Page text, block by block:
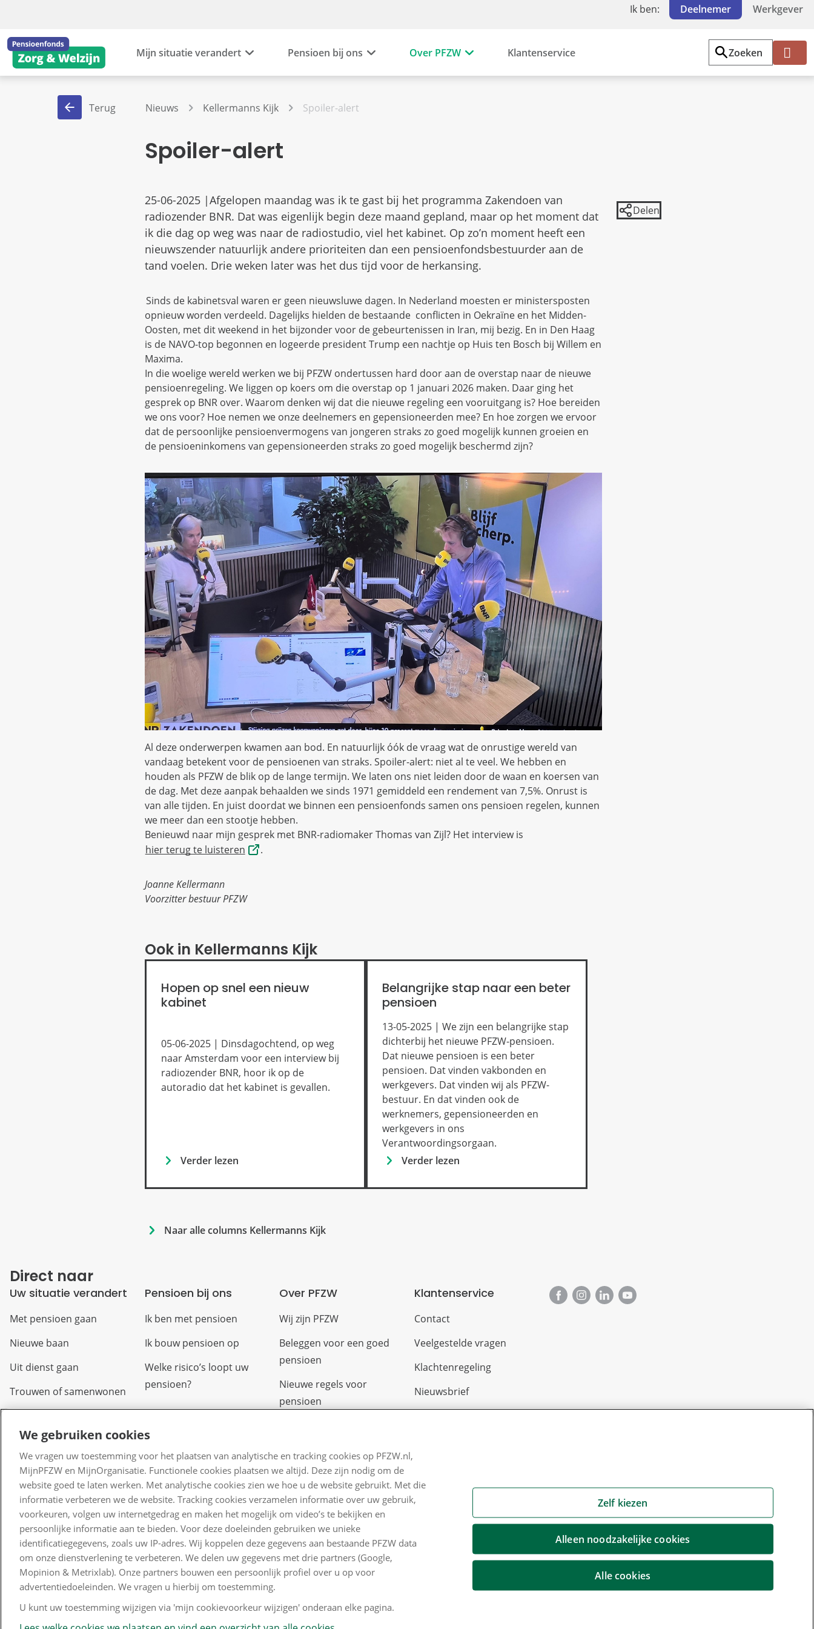
Ik ben: Deelnemer Werkgever
Mijn situatie verandert Pensioen bij ons Over PFZW Klantenservice
Zoeken
Mi
Terug Nieuws Kellermanns Kijk Spoiler-alert
Spoiler-alert
25-06-2025 |Afgelopen maandag was ik te gast bij het programma Zakendoen van
radiozender BNR. Dat was eigenlijk begin deze maand gepland, maar op het moment dat
ik die dag op weg was naar de radiostudio, viel het kabinet. Op zo’n moment heeft een
nieuwszender natuurlijk andere prioriteiten dan een pensioenfondsbestuurder aan de
tand voelen. Drie weken later was het dus tijd voor de herkansing.
Sinds de kabinetsval waren er geen nieuwsluwe dagen. In Nederland moesten er ministersposten
opnieuw worden verdeeld. Dagelijks hielden de bestaande conflicten in Oekraïne en het Midden-
Oosten, met dit weekend in het bijzonder voor de gebeurtenissen in Iran, mij bezig. En in Den Haag
is de NAVO-top begonnen en logeerde president Trump een nachtje op Huis ten Bosch bij Willem en
Maxima.
In die woelige wereld werken we bij PFZW ondertussen hard door aan de overstap naar de nieuwe
pensioenregeling. We liggen op koers om die overstap op 1 januari 2026 maken. Daar ging het
gesprek op BNR over. Waarom denken wij dat die nieuwe regeling een vooruitgang is? Hoe bereiden
we ons voor? Hoe nemen we onze deelnemers en gepensioneerden mee? En hoe zorgen we ervoor
dat de persoonlijke pensioenvermogens van jongeren straks zo goed mogelijk kunnen groeien en
de pensioeninkomens van gepensioneerden straks zo goed mogelijk beschermd zijn?
Al deze onderwerpen kwamen aan bod. En natuurlijk óók de vraag wat de onrustige wereld van
vandaag betekent voor de pensioenen van straks. Spoiler-alert: niet al te veel. We hebben en
houden als PFZW de blik op de lange termijn. We laten ons niet leiden door de waan en koersen van
de dag. Met deze aanpak behaalden we sinds 1971 gemiddeld een rendement van 7,5%. Onrust is
van alle tijden. En juist doordat we binnen een pensioenfonds samen ons pensioen regelen, kunnen
we meer dan een stootje hebben.
Benieuwd naar mijn gesprek met BNR-radiomaker Thomas van Zijl? Het interview is
hier terug te luisteren
.
Joanne Kellermann
Voorzitter bestuur PFZW
Ook in Kellermanns Kijk
Hopen op snel een nieuw
kabinet
05-06-2025 | Dinsdagochtend, op weg
naar Amsterdam voor een interview bij
radiozender BNR, hoor ik op de
autoradio dat het kabinet is gevallen.
Verder lezen
Belangrijke stap naar een beter
pensioen
13-05-2025 | We zijn een belangrijke stap
dichterbij het nieuwe PFZW-pensioen.
Dat nieuwe pensioen is een beter
pensioen. Dat vinden vakbonden en
werkgevers. Dat vinden wij als PFZW-
bestuur. En dat vinden ook de
werknemers, gepensioneerden en
werkgevers in ons
Verantwoordingsorgaan.
Verder lezen
Naar alle columns Kellermanns Kijk
Direct naar
Uw situatie verandert
Met pensioen gaan
Nieuwe baan
Uit dienst gaan
Trouwen of samenwonen
Overlijden
Scheiden of uit elkaar
gaan
Verlof
Kinderen
Waardeoverdracht
Pensioen bij ons
Ik ben met pensioen
Ik bouw pensioen op
Welke risico’s loopt uw
pensioen?
Over PFZW
Wij zijn PFZW
Beleggen voor een goed
pensioen
Nieuwe regels voor
pensioen
Nieuws
Voor de pers
PFZW Dichtbij
Werken bij PFZW
Responsible disclosure
Digitale toegankelijkheid
Klantenservice
Contact
Veelgestelde vragen
Klachtenregeling
Nieuwsbrief
We gebruiken cookies
We vragen uw toestemming voor het plaatsen van analytische en tracking cookies op PFZW.nl,
MijnPFZW en MijnOrganisatie. Functionele cookies plaatsen we altijd. Deze zijn nodig om de
website goed te laten werken. Met analytische cookies zien we hoe u de website gebruikt. Met die
informatie verbeteren we de website. Tracking cookies verzamelen informatie over uw gebruik,
voorkeuren, volgen uw internetgedrag en maken het mogelijk om video’s te bekijken en
persoonlijke informatie aan te bieden. Voor deze doeleinden gebruiken we unieke
identificatiegegevens, zoals uw IP-adres. Wij koppelen deze gegevens aan bestaande PFZW data
om onze dienstverlening te verbeteren. We delen uw gegevens met drie partners (Google,
Mopinion & Metrixlab). Onze partners bouwen een persoonlijk profiel over u op voor
advertentiedoeleinden. We vragen u hierbij om toestemming.
U kunt uw toestemming wijzigen via 'mijn cookievoorkeur wijzigen' onderaan elke pagina.
Zelf kiezen
Alleen noodzakelijke cookies
Alle cookies